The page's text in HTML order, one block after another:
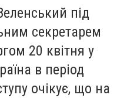
під
секретарем
20 квітня у
в період
очікує, що на